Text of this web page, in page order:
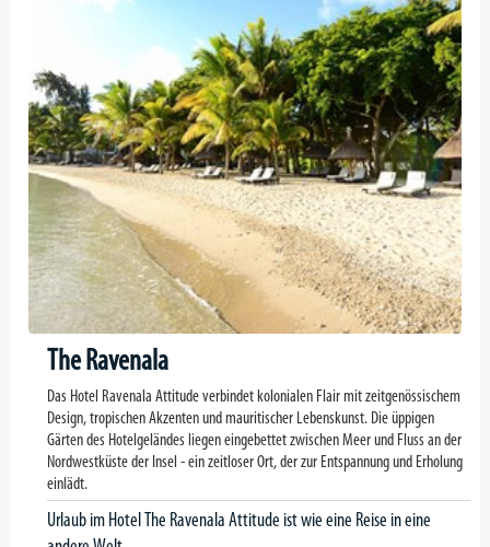
The Ravenala
Das Hotel Ravenala Attitude verbindet kolonialen Flair mit zeitgenössischem
Design, tropischen Akzenten und mauritischer Lebenskunst. Die üppigen
Gärten des Hotelgeländes liegen eingebettet zwischen Meer und Fluss an der
Nordwestküste der Insel - ein zeitloser Ort, der zur Entspannung und Erholung
einlädt.
Urlaub im Hotel The Ravenala Attitude ist wie eine Reise in eine